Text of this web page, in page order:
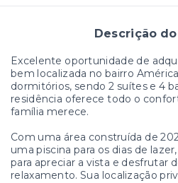
Descrição
Excelente oportunidade de
bem localizada no bairro
dormitórios, sendo 2 suítes e 4
residência oferece todo o
família merece.
Com uma área construída de
uma piscina para os dias de
para apreciar a vista e desfrutar
relaxamento. Sua localização